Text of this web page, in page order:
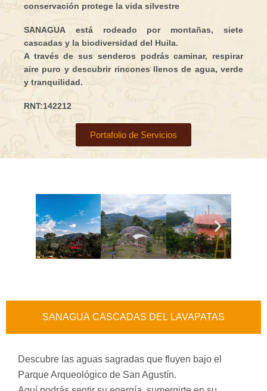
conservación protege la vida silvestre
SANAGUA está rodeado por montañas, siete
cascadas y la biodiversidad del Huila.
A través de sus senderos podrás caminar, respirar
aire puro y descubrir rincones llenos de agua, verde
y tranquilidad.
RNT:142212
Portafolio de Servicios
SANAGUA CASCADAS DEL LAVAPATAS
Descubre las aguas sagradas que fluyen bajo el
Parque Arqueológico de San Agustín.